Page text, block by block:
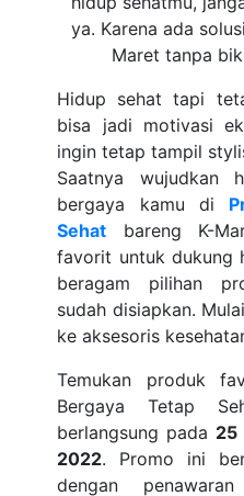
ya. Karena ada
Maret tanpa
Hidup sehat tapi
bisa jadi motivasi
ingin tetap tampil
Saatnya wujudkan
bergaya kamu di
Sehat
bareng K-
favorit untuk dukung
beragam pilihan
sudah disiapkan.
ke aksesoris
Temukan produk
Bergaya Tetap
berlangsung pada 25
2022. Promo ini
dengan